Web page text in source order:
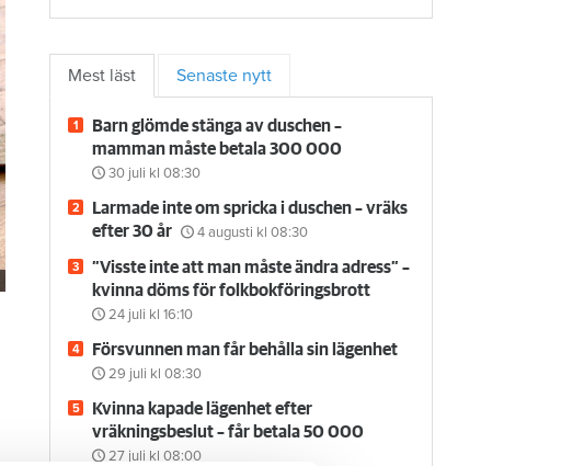
Mest läst Senaste nytt
Barn glömde stänga av duschen –
mamman måste betala 300 000
30 juli kl 08:30
Larmade inte om spricka i duschen – vräks
efter 30 år
4 augusti kl 08:30
”Visste inte att man måste ändra adress” –
kvinna döms för folkbokföringsbrott
24 juli kl 16:10
Försvunnen man får behålla sin lägenhet
29 juli kl 08:30
Kvinna kapade lägenhet efter
vräkningsbeslut – får betala 50 000
27 juli kl 08:00